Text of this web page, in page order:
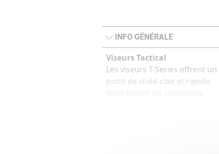
INFO GÉNÉRALE
Viseurs Tactical
Les viseurs T-Series offrent un
point de visée clair et rapide